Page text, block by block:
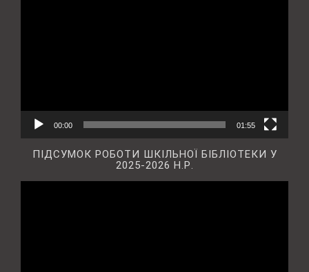
00:00 01:55
ПІДСУМОК РОБОТИ ШКІЛЬНОЇ БІБЛІОТЕКИ У
2025-2026 Н.Р.